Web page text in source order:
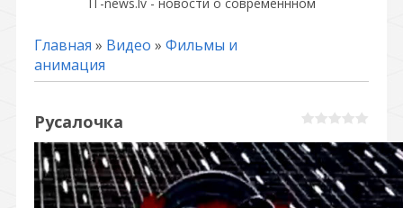
Главная » Видео » Фильмы и
анимация
Русалочка